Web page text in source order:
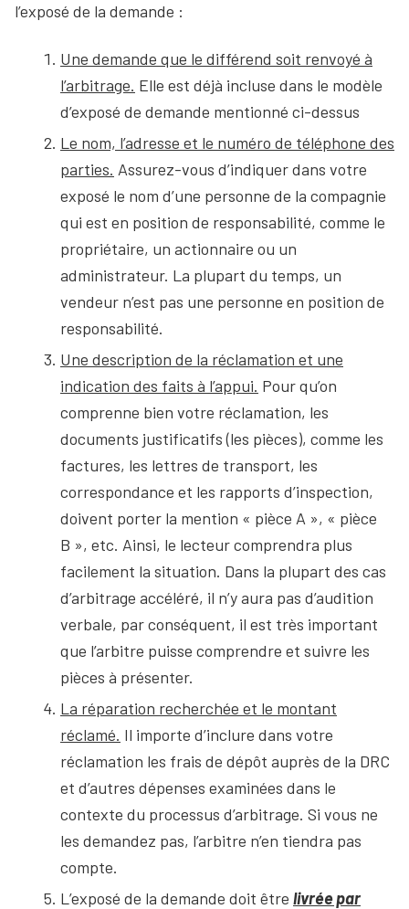
l’exposé de la demande :
Une demande que le différend soit renvoyé à
l’arbitrage. Elle est déjà incluse dans le modèle
d’exposé de demande mentionné ci-dessus
Le nom, l’adresse et le numéro de téléphone des
parties. Assurez-vous d’indiquer dans votre
exposé le nom d’une personne de la compagnie
qui est en position de responsabilité, comme le
propriétaire, un actionnaire ou un
administrateur. La plupart du temps, un
vendeur n’est pas une personne en position de
responsabilité.
Une description de la réclamation et une
indication des faits à l’appui. Pour qu’on
comprenne bien votre réclamation, les
documents justificatifs (les pièces), comme les
factures, les lettres de transport, les
correspondance et les rapports d’inspection,
doivent porter la mention « pièce A », « pièce
B », etc. Ainsi, le lecteur comprendra plus
facilement la situation. Dans la plupart des cas
d’arbitrage accéléré, il n’y aura pas d’audition
verbale, par conséquent, il est très important
que l’arbitre puisse comprendre et suivre les
pièces à présenter.
La réparation recherchée et le montant
réclamé. Il importe d’inclure dans votre
réclamation les frais de dépôt auprès de la DRC
et d’autres dépenses examinées dans le
contexte du processus d’arbitrage. Si vous ne
les demandez pas, l’arbitre n’en tiendra pas
compte.
L’exposé de la demande doit être livrée par